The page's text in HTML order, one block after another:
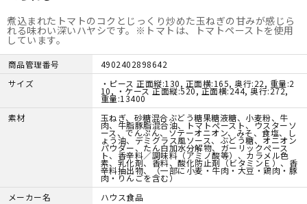
煮込まれたトマトのコクとじっくり炒めた玉ねぎの甘みが感じら
れる味わい深いハヤシです。※トマトは、トマトペーストを使用
しています。
商品管理番号
4902402898642
サイズ
・ピース 正面縦:130, 正面横:165, 奥行:22, 重量:2
10, ・ケース 正面縦:520, 正面横:244, 奥行:272,
重量:13400
素材
玉ねぎ、砂糖混合ぶどう糖果糖液糖、小麦粉、牛
肉、牛脂豚脂混合油、トマトペースト、ウスターソ
ース、でんぷん、ソテーオニオン、みそ、食塩、し
ょう油、デミグラス風ソース、ぶどう糖、オニオン
パウダー、たん白加水分解物、ガーリックペース
ト、香辛料／調味料（アミノ酸等）、カラメル色
素、乳化剤、香料、酸化防止剤（ビタミンＥ）、香
辛料抽出物、（一部に小麦・牛肉・大豆・鶏肉・豚
肉・りんごを含む）
メーカー名
ハウス食品